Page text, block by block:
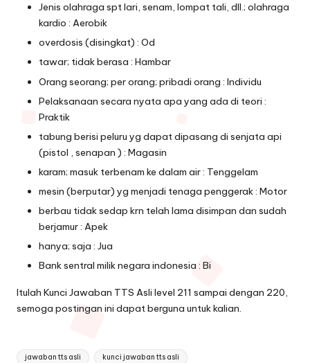
Jenis olahraga spt lari, senam, lompat tali, dll.; olahraga
kardio : Aerobik
overdosis (disingkat) : Od
tawar; tidak berasa : Hambar
Orang seorang; per orang; pribadi orang : Individu
Pelaksanaan secara nyata apa yang ada di teori :
Praktik
tabung berisi peluru yg dapat dipasang di senjata api
(pistol , senapan ) : Magasin
karam; masuk terbenam ke dalam air : Tenggelam
mesin (berputar) yg menjadi tenaga penggerak : Motor
berbau tidak sedap krn telah lama disimpan dan sudah
berjamur : Apek
hanya; saja : Jua
Bank sentral milik negara indonesia : Bi
Itulah Kunci Jawaban TTS Asli level 211 sampai dengan 220,
semoga postingan ini dapat berguna untuk kalian.
Tags:
jawaban tts asli kunci jawaban tts asli